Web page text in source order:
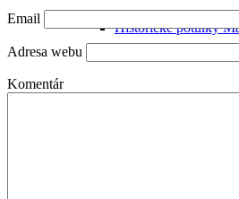
Historické potulky
Email
Adresa webu
Komentár